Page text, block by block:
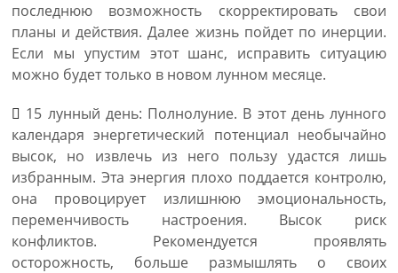
последнюю возможность скорректировать свои
планы и действия. Далее жизнь пойдет по инерции.
Если мы упустим этот шанс, исправить ситуацию
можно будет только в новом лунном месяце.
15 лунный день: Полнолуние. В этот день лунного
календаря энергетический потенциал необычайно
высок, но извлечь из него пользу удастся лишь
избранным. Эта энергия плохо поддается контролю,
она провоцирует излишнюю эмоциональность,
переменчивость настроения. Высок риск
конфликтов. Рекомендуется проявлять
осторожность, больше размышлять о своих